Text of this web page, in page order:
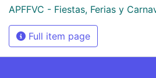
APFFVC - Fiestas, Ferias y
Full item page